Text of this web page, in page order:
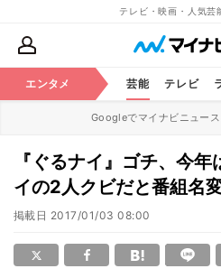
テレビ・映画・人気芸
エンタメ 芸能 テレビ
Googleでマイナビニュー
『ぐるナイ』ゴチ、今
イの2人クビだと番組名
掲載日 2017/01/03 08:00